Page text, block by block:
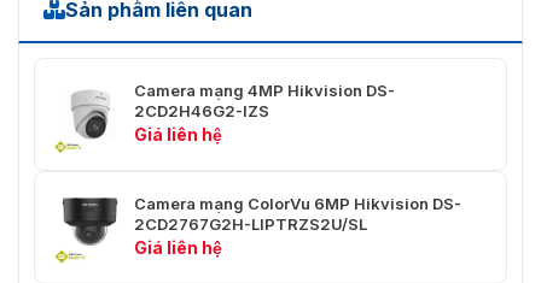
sóng IR
Dòng
50Hz:
25 khung hình/giây (3200 × 1800, 2688 ×
1520, 1920 × 1080, 1280 × 720)
30 khung hình/giây (3200 × 1800, 2688 ×
1520, 1920 × 1080, 1280 × 720)
Sản phẩm liên quan
Camera mạng 4MP Hikvision DS-
2CD2H46G2-IZS
Giá liên hệ
Camera mạng ColorVu 6MP Hikvision DS-
2CD2767G2H-LIPTRZS2U/SL
Giá liên hệ